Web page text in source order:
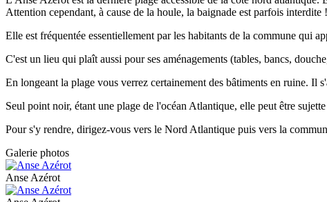
Attention cependant, à cause de la houle, la baignade est parfois interdite !
Elle est fréquentée essentiellement par les habitants de la commune qui
C'est un lieu qui plaît aussi pour ses aménagements (tables, bancs,
En longeant la plage vous verrez certainement des bâtiments en ruine. Il
Seul point noir, étant une plage de l'océan Atlantique, elle peut être
Pour s'y rendre, dirigez-vous vers le Nord Atlantique puis vers la
Galerie photos
Anse Azérot